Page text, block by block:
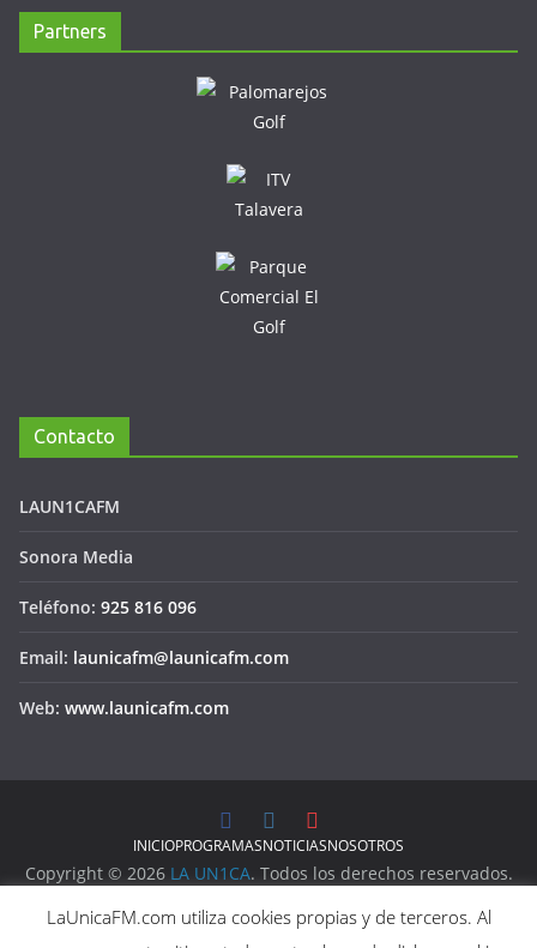
Partners
Contacto
LAUN1CAFM
Sonora Media
Teléfono: 925 816 096
Email: launicafm@launicafm.com
Web: www.launicafm.com
INICIOPROGRAMASNOTICIASNOSOTROS
Copyright © 2026 LA UN1CA. Todos los derechos reservados.
Política de Privacidad
LaUnicaFM.com utiliza cookies propias y de terceros. Al